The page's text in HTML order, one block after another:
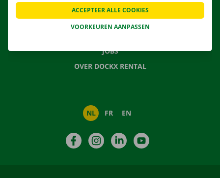
VEELGESTELDE VRAGEN
NIEUWS
JOBS
OVER DOCKX RENTAL
NL FR EN
FacebookInstagramLinkedIn
VOORKEUREN AANPASSEN
ACCEPTEER ALLE COOKIES